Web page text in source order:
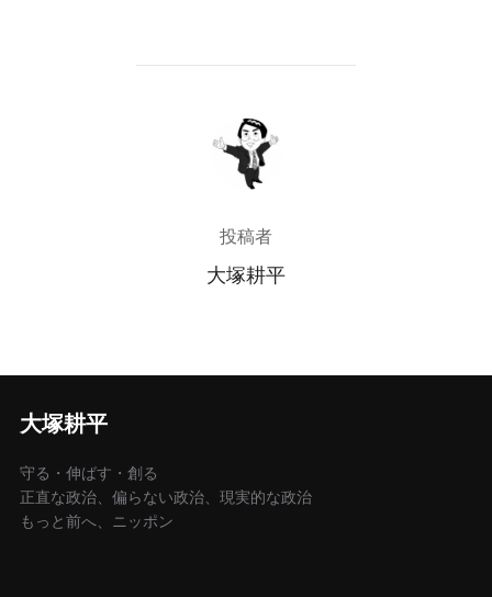
投稿者
投稿者
大塚耕平
大塚耕平
守る・伸ばす・創る
正直な政治、偏らない政治、現実的な政治
もっと前へ、ニッポン